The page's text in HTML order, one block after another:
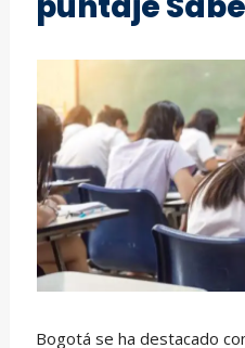
Bogotá se ha destacado